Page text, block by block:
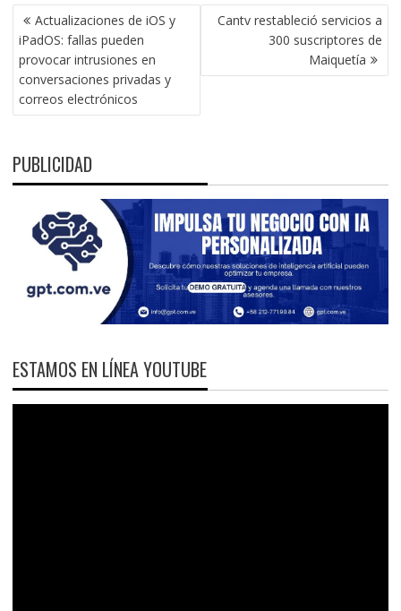
NAVEGACIÓN
DE
ENTRADAS
Actualizaciones de iOS y
iPadOS: fallas pueden
provocar intrusiones en
conversaciones privadas y
correos electrónicos
Cantv restableció servicios a
300 suscriptores de
Maiquetía
PUBLICIDAD
ESTAMOS EN LÍNEA YOUTUBE